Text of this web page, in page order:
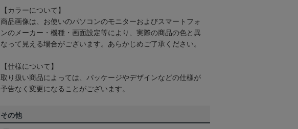
【カラーについて】
商品画像は、お使いのパソコンのモニターおよびスマートフォ
ンのメーカー・機種・画面設定等により、実際の商品の色と異
なって見える場合がございます。あらかじめご了承ください。
【仕様について】
取り扱い商品によっては、パッケージやデザインなどの仕様が
予告なく変更になることがございます。
その他